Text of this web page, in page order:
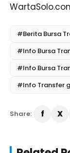
#Berita Bursa
#Info Bursa
#Info Bursa
#Info Transfer
Share: